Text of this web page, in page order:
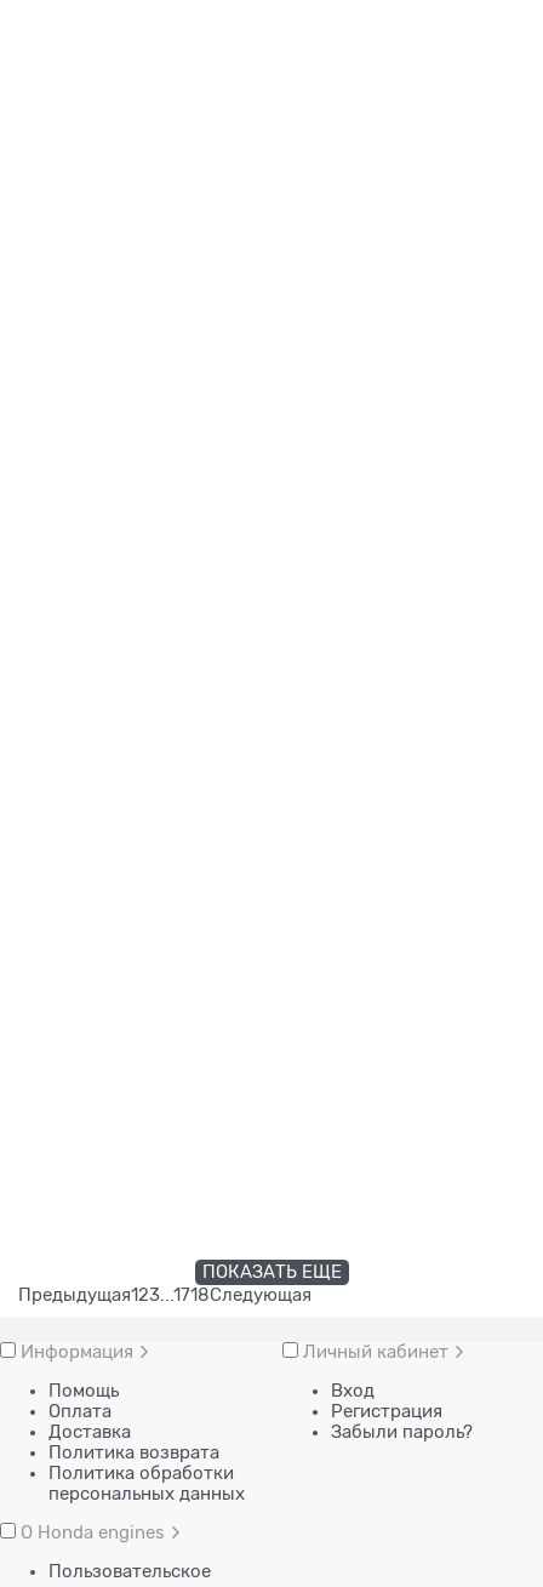
ПОКАЗАТЬ ЕЩЕ
Предыдущая123 1718Следующая
Информация
Помощь
Оплата
Доставка
Политика возврата
Политика обработки
персональных данных
Личный кабинет
Вход
Регистрация
Забыли пароль?
О Honda engines
Пользовательское